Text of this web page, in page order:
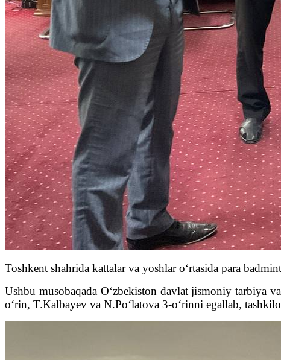
Toshkent shahrida kattalar va yoshlar o‘rtasida para
Ushbu musobaqada O‘zbekiston davlat jismoniy tarbiya
o‘rin, T.Kalbayev va N.Po‘latova 3-o‘rinni egallab,